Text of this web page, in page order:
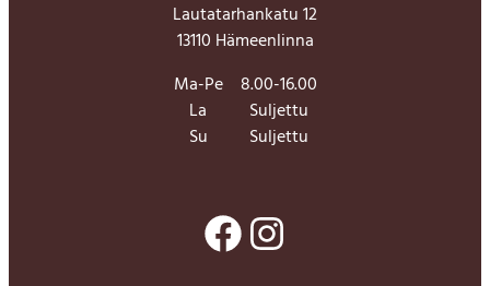
Lautatarhankatu 12
13110 Hämeenlinna
Ma-Pe
8.00-16.00
La
Suljettu
Su
Suljettu
Facebook Instagram